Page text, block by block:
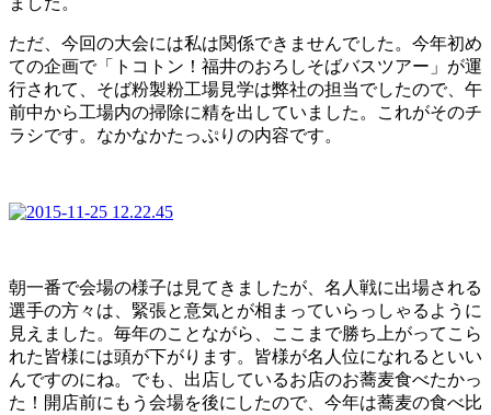
ただ、今回の大会には私は関係できませんでした。今年初め
ての企画で「トコトン！福井のおろしそばバスツアー」が運
行されて、そば粉製粉工場見学は弊社の担当でしたので、午
前中から工場内の掃除に精を出していました。これがそのチ
ラシです。なかなかたっぷりの内容です。
朝一番で会場の様子は見てきましたが、名人戦に出場される
選手の方々は、緊張と意気とが相まっていらっしゃるように
見えました。毎年のことながら、ここまで勝ち上がってこら
れた皆様には頭が下がります。皆様が名人位になれるといい
んですのにね。でも、出店しているお店のお蕎麦食べたかっ
た！開店前にもう会場を後にしたので、今年は蕎麦の食べ比